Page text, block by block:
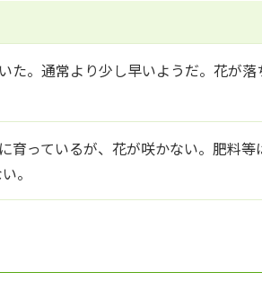
た。通常より少し早いようだ。花が
育っているが、花が咲かない。肥料
。